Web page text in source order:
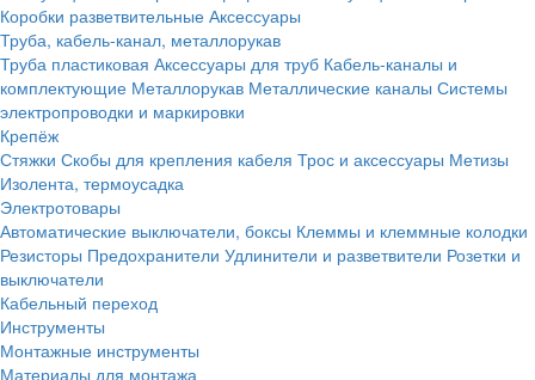
Коробки разветвительные Аксессуары
Труба, кабель-канал, металлорукав
Труба пластиковая Аксессуары для труб Кабель-каналы и
комплектующие Металлорукав Металлические каналы Системы
электропроводки и маркировки
Крепёж
Стяжки Скобы для крепления кабеля Трос и аксессуары Метизы
Изолента, термоусадка
Электротовары
Автоматические выключатели, боксы Клеммы и клеммные колодки
Резисторы Предохранители Удлинители и разветвители Розетки и
выключатели
Кабельный переход
Инструменты
Монтажные инструменты
Материалы для монтажа